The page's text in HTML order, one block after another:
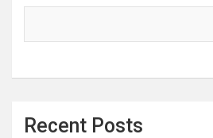
Recent Posts